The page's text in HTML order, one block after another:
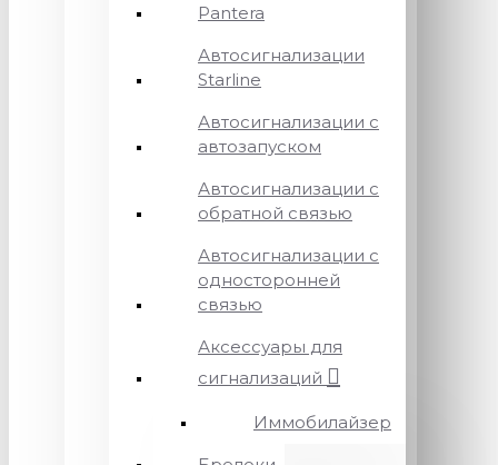
Pantera
Автосигнализации
Starline
Автосигнализации с
автозапуском
Автосигнализации с
обратной связью
Автосигнализации с
односторонней
связью
Аксессуары для
сигнализаций
Иммобилайзер